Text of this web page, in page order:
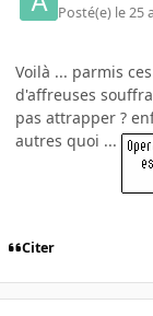
Posté(e) le 25
Voilà ... parmis
d'affreuses
pas attrapper ?
autres quoi ...
Citer